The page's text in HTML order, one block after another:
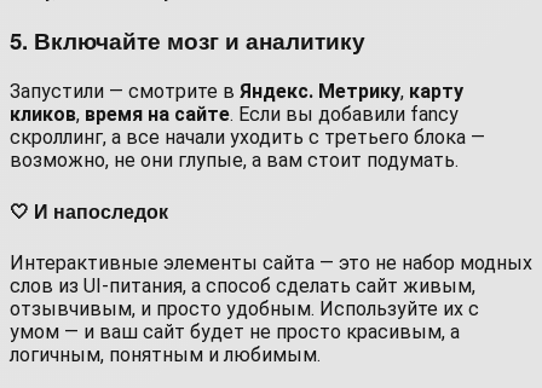
5. Включайте мозг и аналитику
Запустили — смотрите в Яндекс. Метрику, карту
кликов, время на сайте. Если вы добавили fancy
скроллинг, а все начали уходить с третьего блока —
возможно, не они глупые, а вам стоит подумать.
🤍 И напоследок
Интерактивные элементы сайта — это не набор модных
слов из UI-питания, а способ сделать сайт живым,
отзывчивым, и просто удобным. Используйте их с
умом — и ваш сайт будет не просто красивым, а
логичным, понятным и любимым.